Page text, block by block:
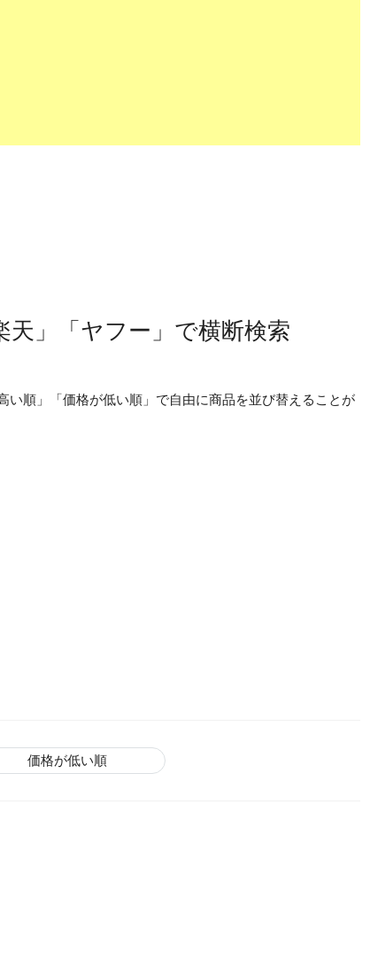
天」「ヤフー」で横断検索
順」「価格が低い順」で自由に商品を並び替えることが
価格が低い順